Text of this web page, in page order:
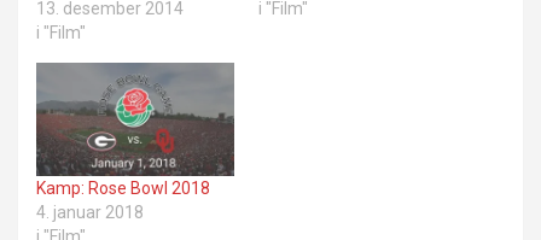
13. desember 2014
i "Film"
i "Film"
Kamp: Rose Bowl 2018
4. januar 2018
i "Film"